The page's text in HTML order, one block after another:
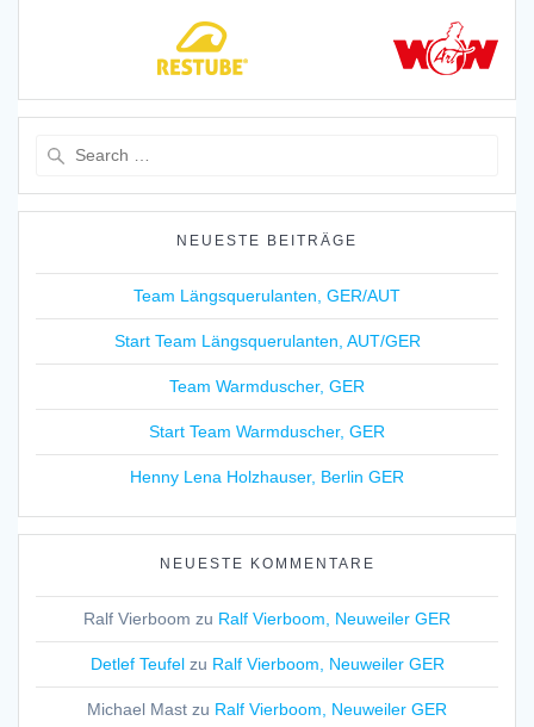
NEUESTE BEITRÄGE
Team Längsquerulanten, GER/AUT
Start Team Längsquerulanten, AUT/GER
Team Warmduscher, GER
Start Team Warmduscher, GER
Henny Lena Holzhauser, Berlin GER
NEUESTE KOMMENTARE
Ralf Vierboom zu Ralf Vierboom, Neuweiler GER
Detlef Teufelzu Ralf Vierboom, Neuweiler GER
Michael Mast zu Ralf Vierboom, Neuweiler GER